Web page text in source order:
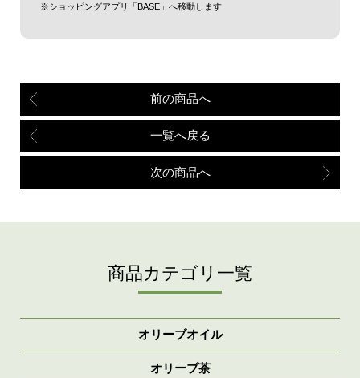
※ショッピングアプリ「BASE」へ移動します
前の商品へ
一覧へ戻る
次の商品へ
商品カテゴリ一覧
オリーブオイル
オリーブ茶